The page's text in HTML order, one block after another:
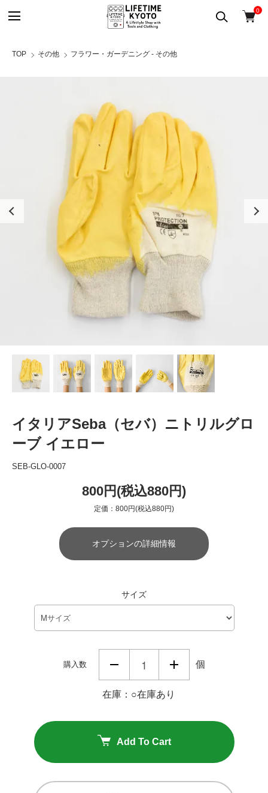
0
TOP その他 フラワー・ガーデニング - その他
イタリアSeba（セバ）ニトリルグロ
ーブ イエロー
SEB-GLO-0007
800円(税込880円)
定価：800円(税込880円)
オプションの詳細情報
サイズ
購入数 個
在庫：○在庫あり
Add To Cart